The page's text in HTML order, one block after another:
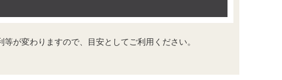
が変わりますので、目安としてご利用ください。